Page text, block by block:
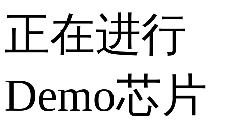
正在进行
Demo芯片